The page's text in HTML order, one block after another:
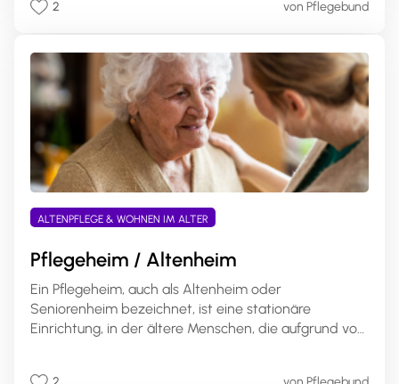
des Pflegegeldes selbst wählen. Ein Antrag bei der
Kostenabrechnung erfolgt direkt mit den
Pflegeleistungserbringern. Dies ermöglicht eine
bessere Anpassung der Pflege an individuelle
Bedürfnisse und Lebenssituationen.
2 von Pflegebund
ALTENPFLEGE & WOHNEN IM ALTER
Pflegeheim / Altenheim
Ein Pflegeheim, auch als Altenheim oder
Seniorenheim bezeichnet, ist eine stationäre
Einrichtung, in der ältere Menschen, die aufgrund von